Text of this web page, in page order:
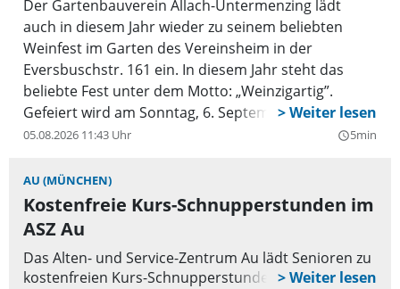
Der Gartenbauverein Allach-Untermenzing lädt
auch in diesem Jahr wieder zu seinem beliebten
Weinfest im Garten des Vereinsheim in der
Eversbuschstr. 161 ein. In diesem Jahr steht das
beliebte Fest unter dem Motto: „Weinzigartig”.
Gefeiert wird am Sonntag, 6. September, von 11 bis
20 Uhr. Zuvor wird ein Festgottesdienst im Freien
05.08.2026 11:43 Uhr query_builder5min
AU (MÜNCHEN)
Kostenfreie Kurs-Schnupperstunden im
ASZ Au
Das Alten- und Service-Zentrum Au lädt Senioren zu
kostenfreien Kurs-Schnupperstunden ein.